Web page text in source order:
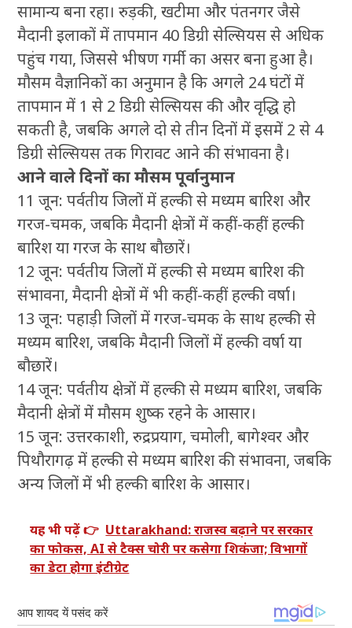
सामान्य बना रहा। रुड़की, खटीमा और पंतनगर जैसे
मैदानी इलाकों में तापमान 40 डिग्री सेल्सियस से अधिक
पहुंच गया, जिससे भीषण गर्मी का असर बना हुआ है।
मौसम वैज्ञानिकों का अनुमान है कि अगले 24 घंटों में
तापमान में 1 से 2 डिग्री सेल्सियस की और वृद्धि हो
सकती है, जबकि अगले दो से तीन दिनों में इसमें 2 से 4
डिग्री सेल्सियस तक गिरावट आने की संभावना है।
आने वाले दिनों का मौसम पूर्वानुमान
11 जून: पर्वतीय जिलों में हल्की से मध्यम बारिश और
गरज-चमक, जबकि मैदानी क्षेत्रों में कहीं-कहीं हल्की
बारिश या गरज के साथ बौछारें।
12 जून: पर्वतीय जिलों में हल्की से मध्यम बारिश की
संभावना, मैदानी क्षेत्रों में भी कहीं-कहीं हल्की वर्षा।
13 जून: पहाड़ी जिलों में गरज-चमक के साथ हल्की से
मध्यम बारिश, जबकि मैदानी जिलों में हल्की वर्षा या
बौछारें।
14 जून: पर्वतीय क्षेत्रों में हल्की से मध्यम बारिश, जबकि
मैदानी क्षेत्रों में मौसम शुष्क रहने के आसार।
15 जून: उत्तरकाशी, रुद्रप्रयाग, चमोली, बागेश्वर और
पिथौरागढ़ में हल्की से मध्यम बारिश की संभावना, जबकि
अन्य जिलों में भी हल्की बारिश के आसार।
यह भी पढ़ें 👉 Uttarakhand: राजस्व बढ़ाने पर सरकार
का फोकस, AI से टैक्स चोरी पर कसेगा शिकंजा; विभागों
का डेटा होगा इंटीग्रेट